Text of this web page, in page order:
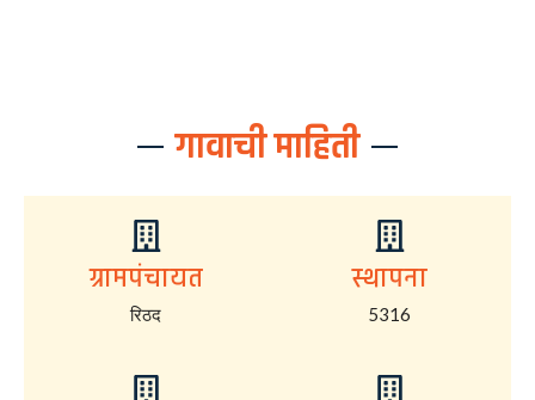
गावाची माहिती
ग्रामपंचायत
रिठद
स्थापना
5316